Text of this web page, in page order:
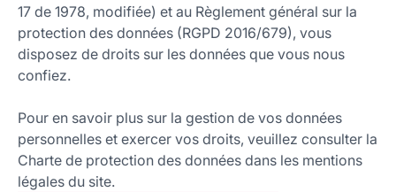
17 de 1978, modifiée) et au Règlement général sur la
protection des données (RGPD 2016/679), vous
disposez de droits sur les données que vous nous
confiez.
Pour en savoir plus sur la gestion de vos données
personnelles et exercer vos droits, veuillez consulter la
Charte de protection des données dans les mentions
légales du site.